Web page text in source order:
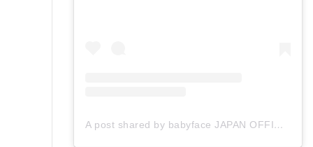
A post shared by babyface JAPAN OFFICIAL (@babyface_japan)